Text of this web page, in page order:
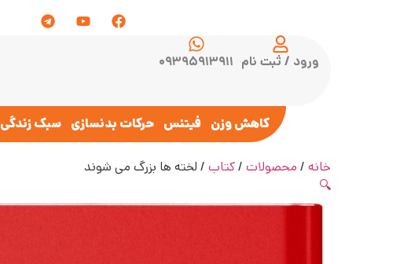
ورود / ثبت نام ۰۹۳۹۵۹۱۳۹۱۱
کاهش وزن فیتنس حرکات بدنسازی سبک زندگی
خانه / محصولات /کتاب / لخته ها بزرگ می شوند
🔍